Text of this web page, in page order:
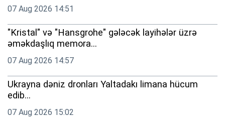
07 Aug 2026 14:51
"Kristal" və "Hansgrohe" gələcək layihələr üzrə
əməkdaşlıq memora...
07 Aug 2026 14:57
Ukrayna dəniz dronları Yaltadakı limana hücum
edib...
07 Aug 2026 15:02